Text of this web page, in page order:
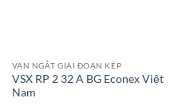
VAN NGẮT GIAI ĐOẠN KÉP
VSX RP 2 32 A BG Econex Việt
Nam